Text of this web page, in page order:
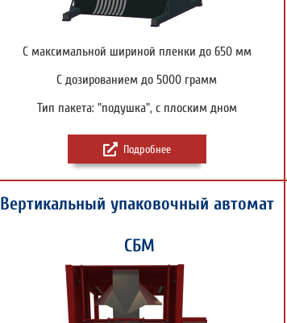
С максимальной шириной пленки до 650 мм
С дозированием до 5000 грамм
Тип пакета: "подушка", с плоским дном
Подробнее
Вертикальный упаковочный автомат
СБМ